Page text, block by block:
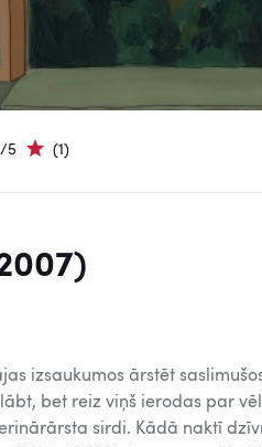
5 (1)
izsaukumos ārstēt
bet reiz viņš ierodas par
sirdi. Kādā naktī